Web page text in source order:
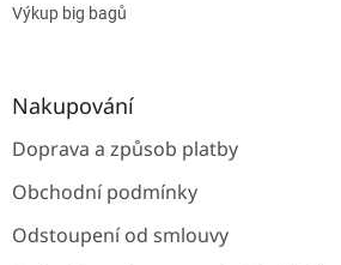
Výkup big bagů
Nakupování
Doprava a způsob platby
Obchodní podmínky
Odstoupení od smlouvy